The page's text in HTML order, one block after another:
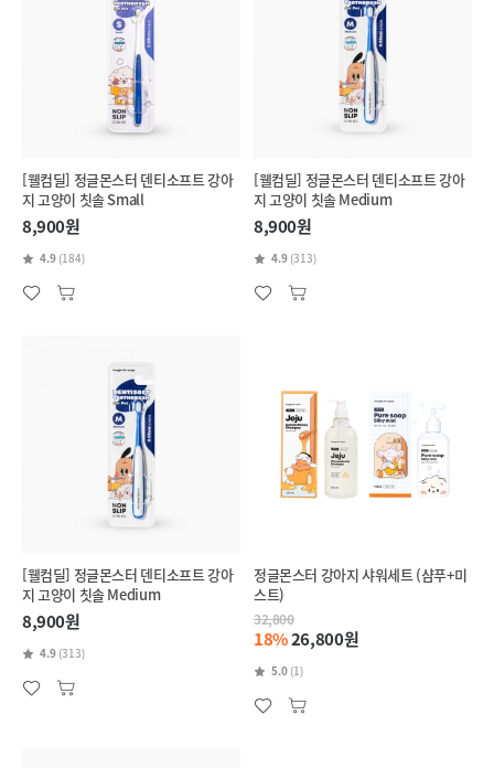
[웰컴딜] 정글몬스터 덴티소프트 강아
지 고양이 칫솔 Small
8,900원
4.9 (184)
[웰컴딜] 정글몬스터 덴티소프트 강아
지 고양이 칫솔 Medium
8,900원
4.9 (313)
[웰컴딜] 정글몬스터 덴티소프트 강아
지 고양이 칫솔 Medium
8,900원
4.9 (313)
정글몬스터 강아지 샤워세트 (샴푸+미
스트)
32,800
18%26,800원
5.0 (1)